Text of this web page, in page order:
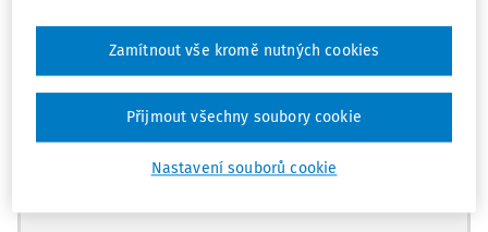
Otevřený prostor školy, který vybízí ke společnému
vzdělávání, je první, co vás ve škole upoutá. Inovátorský
princip otevřeného prostoru pr
Nastavení souborů cookie
Zamítnout vše kromě nutných cookies
Přijmout všechny soubory cookie